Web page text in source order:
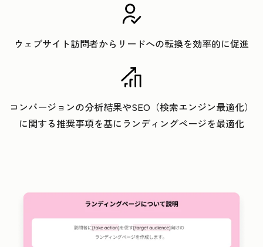
ウェブサイト訪問者からリードへの転換を効率的に促進
コンバージョンの分析結果やSEO（検索エンジン最適化）
に関する推奨事項を基にランディングページを最適化